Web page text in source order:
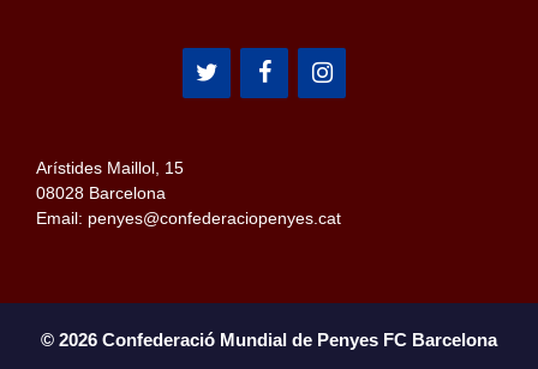
Arístides Maillol, 15
08028 Barcelona
Email: penyes@confederaciopenyes.cat
© 2026 Confederació Mundial de Penyes FC Barcelona